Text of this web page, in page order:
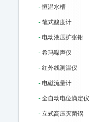
-恒温水槽
- 笔式酸度计
- 电动液压扩张钳
- 希玛噪声仪
- 红外线测温仪
- 电磁流量计
- 全自动电位滴定仪
- 立式高压灭菌锅